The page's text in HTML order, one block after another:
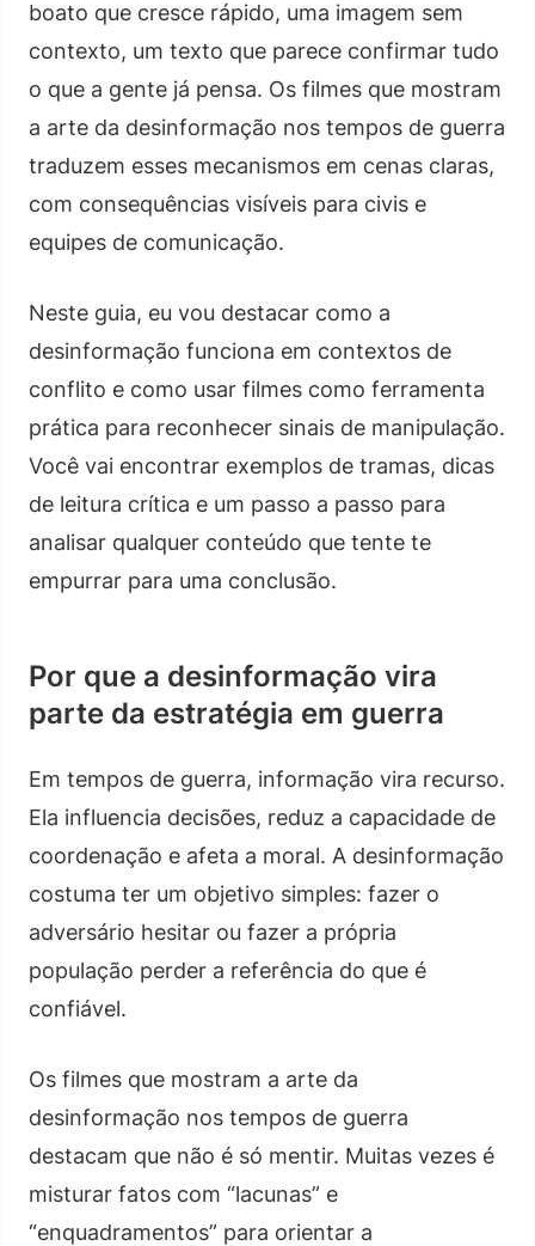
boato que cresce rápido, uma imagem sem
contexto, um texto que parece confirmar tudo
o que a gente já pensa. Os filmes que mostram
a arte da desinformação nos tempos de guerra
traduzem esses mecanismos em cenas claras,
com consequências visíveis para civis e
equipes de comunicação.
Neste guia, eu vou destacar como a
desinformação funciona em contextos de
conflito e como usar filmes como ferramenta
prática para reconhecer sinais de manipulação.
Você vai encontrar exemplos de tramas, dicas
de leitura crítica e um passo a passo para
analisar qualquer conteúdo que tente te
empurrar para uma conclusão.
Por que a desinformação vira
parte da estratégia em guerra
Em tempos de guerra, informação vira recurso.
Ela influencia decisões, reduz a capacidade de
coordenação e afeta a moral. A desinformação
costuma ter um objetivo simples: fazer o
adversário hesitar ou fazer a própria
população perder a referência do que é
confiável.
Os filmes que mostram a arte da
desinformação nos tempos de guerra
destacam que não é só mentir. Muitas vezes é
misturar fatos com “lacunas” e
“enquadramentos” para orientar a